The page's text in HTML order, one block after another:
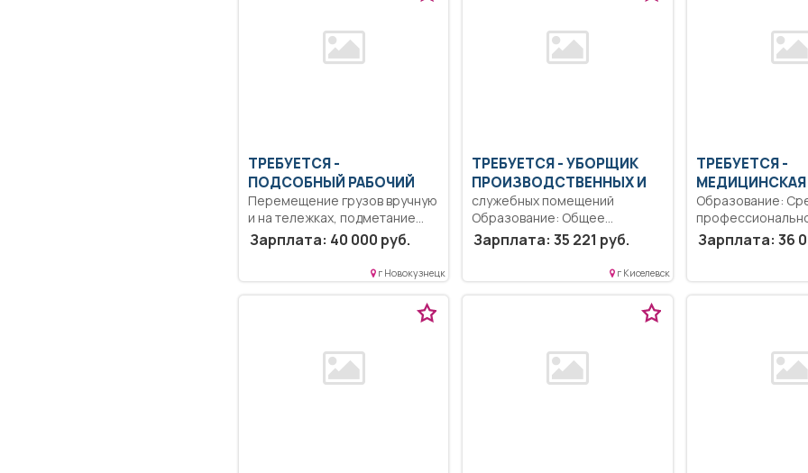
ТРЕБУЕТСЯ -
ПОДСОБНЫЙ РАБОЧИЙ
Перемещение грузов вручную
и на тележках, подметание
листвы, уборка...
Зарплата: 40 000 руб.
г Новокузнецк
ТРЕБУЕТСЯ - УБОРЩИК
ПРОИЗВОДСТВЕННЫХ И
служебных помещений
Образование: Общее
образование.. Уборка
служебных помещений..
Зарплата: 35 221 руб.
г Киселевск
ТРЕБУЕТСЯ -
МЕДИЦИНСКАЯ
Образование:
образование..
назначений
Зарплата: 36